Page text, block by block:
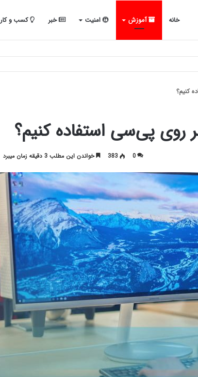
خانه آموزش امنیت خبر کسب و کار
کنیم؟
روی پی‌سی استفاده کنیم؟
0
383 خواندن این مطلب 3 دقیقه زمان میبرد